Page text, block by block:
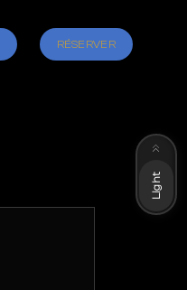
RÉSERVER
Light
Dark